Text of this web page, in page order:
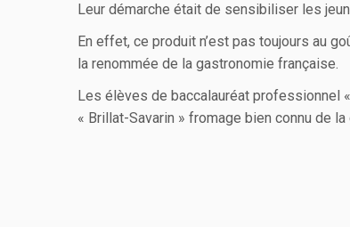
Leur démarche était de sensibiliser les
En effet, ce produit n’est pas toujours au
la renommée de la gastronomie française.
Les élèves de baccalauréat professionnel
« Brillat-Savarin » fromage bien connu de